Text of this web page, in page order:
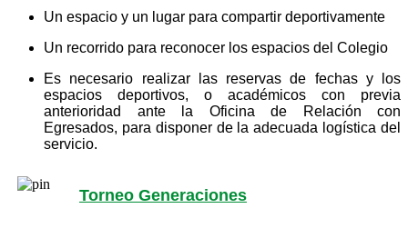
Un espacio y un lugar para compartir deportivamente
Un recorrido para reconocer los espacios del Colegio
Es necesario realizar las reservas de fechas y los
espacios deportivos, o académicos con previa
anterioridad ante la Oficina de Relación con
Egresados, para disponer de la adecuada logística del
servicio.
Torneo Generaciones